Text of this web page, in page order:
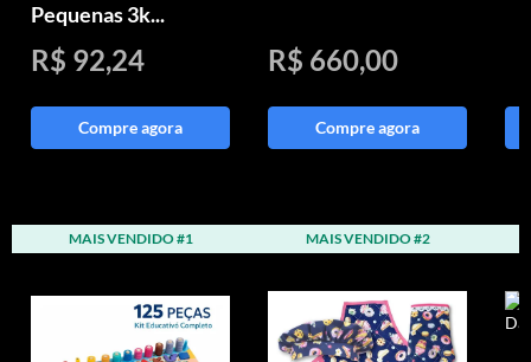
Pequenas 3k...
R$ 92,24
Compre agora
R$ 660,00
Compre agora
MAIS VENDIDO #1 MAIS VENDIDO #2